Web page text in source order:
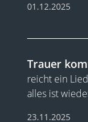
01.12.2025
Trauer
reicht ein
alles ist
23.11.2025